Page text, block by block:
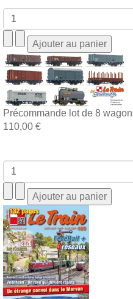
Précommande lot de 8
110,00 €